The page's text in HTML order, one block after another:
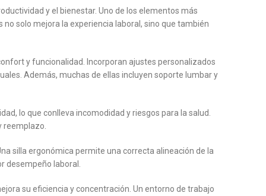
y el bienestar. Uno de los elementos más
solo mejora la experiencia laboral, sino que también
y funcionalidad. Incorporan ajustes personalizados
Además, muchas de ellas incluyen soporte lumbar y
lo que conlleva incomodidad y riesgos para la salud.
silla ergonómica permite una correcta alineación de la
desempeño laboral.
su eficiencia y concentración. Un entorno de trabajo